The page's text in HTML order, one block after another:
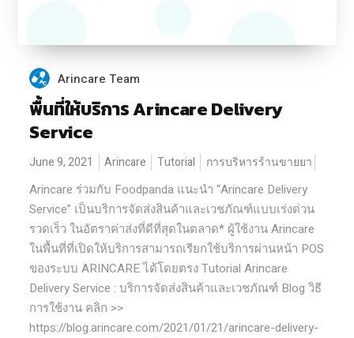
Arincare Team
พื้นที่ให้บริการ Arincare Delivery
Service
June 9, 2021 Arincare Tutorial การบริหารร้านขายยา
Arincare ร่วมกับ Foodpanda แนะนำ “Arincare Delivery
Service” เป็นบริการจัดส่งสินค้าและเวชภัณฑ์แบบเร่งด่วน
รวดเร็ว ในอัตราค่าส่งที่ดีที่สุดในตลาด* ผู้ใช้งาน Arincare
ในพื้นที่ที่เปิดให้บริการสามารถเรียกใช้บริการผ่านหน้า POS
ของระบบ ARINCARE ได้โดยตรง Tutorial Arincare
Delivery Service : บริการจัดส่งสินค้าและเวชภัณฑ์ Blog วิธี
การใช้งาน คลิก >>
https://blog.arincare.com/2021/01/21/arincare-delivery-